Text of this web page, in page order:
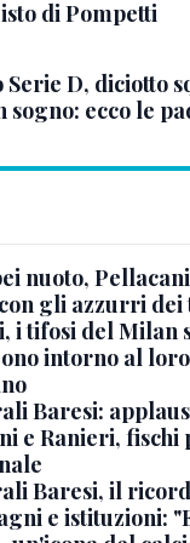
di Pompetti
Serie D, diciotto
sogno: ecco le
nuoto,
gli azzurri
i tifosi del Milan
intorno al
Baresi:
e Ranieri, fischi
Baresi, il
e istituzioni: